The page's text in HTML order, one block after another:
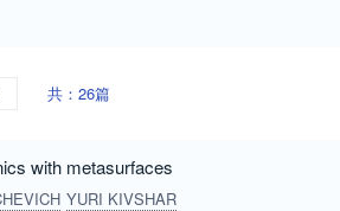
共：26篇
with metasurfaces
YURI KIVSHAR